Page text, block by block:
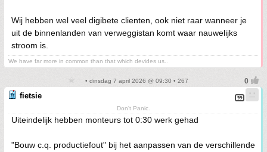
Wij hebben wel veel digibete clienten, ook niet raar wanneer je
uit de binnenlanden van verweggistan komt waar nauwelijks
stroom is.
We have far more in common than that which devides us..
• dinsdag 7 april 2026 @ 09:30 • 267
fietsie
Don't Panic.
Uiteindelijk hebben monteurs tot 0:30 werk gehad
"Bouw c.q. productiefout" bij het aanpassen van de verschillende